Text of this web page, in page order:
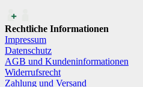
Rechtliche Informationen
Impressum
Datenschutz
AGB und Kundeninformationen
Widerrufsrecht
Zahlung und Versand